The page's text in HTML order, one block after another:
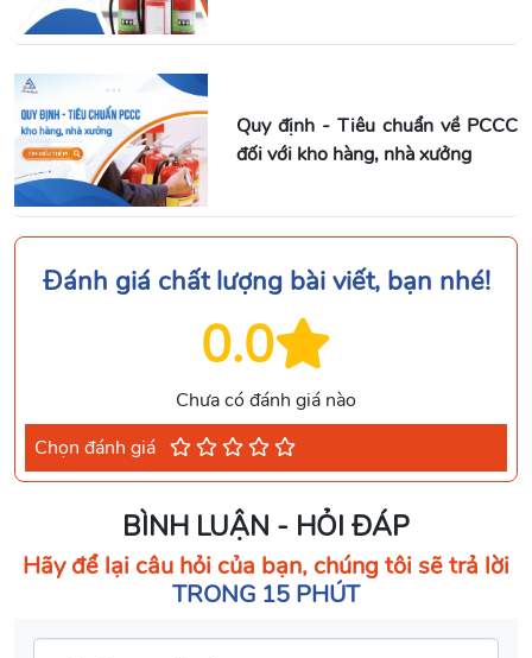
Quy định - Tiêu chuẩn về PCCC
đối với kho hàng, nhà xưởng
Đánh giá chất lượng bài viết, bạn nhé!
0.0
Chưa có đánh giá nào
Chọn đánh giá
BÌNH LUẬN - HỎI ĐÁP
Hãy để lại câu hỏi của bạn, chúng tôi sẽ trả lời
TRONG 15 PHÚT